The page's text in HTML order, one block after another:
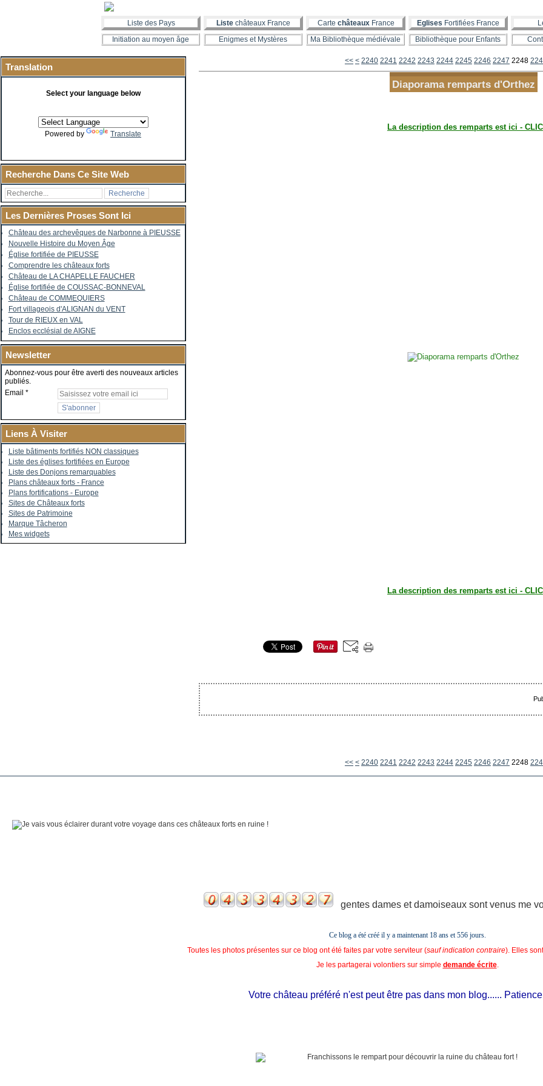
Liste des Pays Liste châteaux France Carte châteauxFrance Eglises Fortifiées France
Initiation au moyen âge
Enigmes et Mystères Ma Bibliothèque médiévale Bibliothèque pour Enfants
Translation
Select your language below
Powered by Translate
Recherche Dans Ce Site Web
Les Dernières Proses Sont Ici
Château des archevêques de Narbonne à PIEUSSE
Nouvelle Histoire du Moyen Âge
Église fortifiée de PIEUSSE
Comprendre les châteaux forts
Château de LA CHAPELLE FAUCHER
Église fortifiée de COUSSAC-BONNEVAL
Château de COMMEQUIERS
Fort villageois d'ALIGNAN du VENT
Tour de RIEUX en VAL
Enclos ecclésial de AIGNE
Newsletter
Abonnez-vous pour être averti des nouveaux articles
publiés.
Email
Liens À Visiter
Liste bâtiments fortifiés NON classiques
Liste des églises fortifiées en Europe
Liste des Donjons remarquables
Plans châteaux forts - France
Plans fortifications - Europe
Sites de Châteaux forts
Sites de Patrimoine
Marque Tâcheron
Mes widgets
<< < 2200
2210
2220
2230
2240 2241 2242 2243 2244 2245 2246 2247 2248
Diaporama remparts d'Orthez
La description des remparts est ici - CLIC
La description des remparts est ici - CLIC
<< < 2200
2210
2220
2230
2240 2241 2242 2243 2244 2245 2246 2247 2248
gentes dames et damoiseaux sont venus me
Ce blog a été créé il y a maintenant 18 ans et556 jours.
Toutes les photos présentes sur ce blog ont été faites par votre serviteur (sauf indication contraire). Elles
Je les partagerai volontiers sur simple demande écrite.
Votre château préféré n'est peut être pas dans mon blog......